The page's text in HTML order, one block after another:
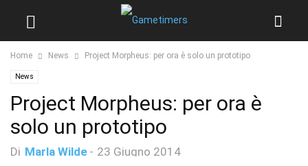
Home News Project Morpheus: per ora è solo un prototipo
News
Project Morpheus: per ora è
solo un prototipo
Di Marla Wilde - 23 Giugno 2014